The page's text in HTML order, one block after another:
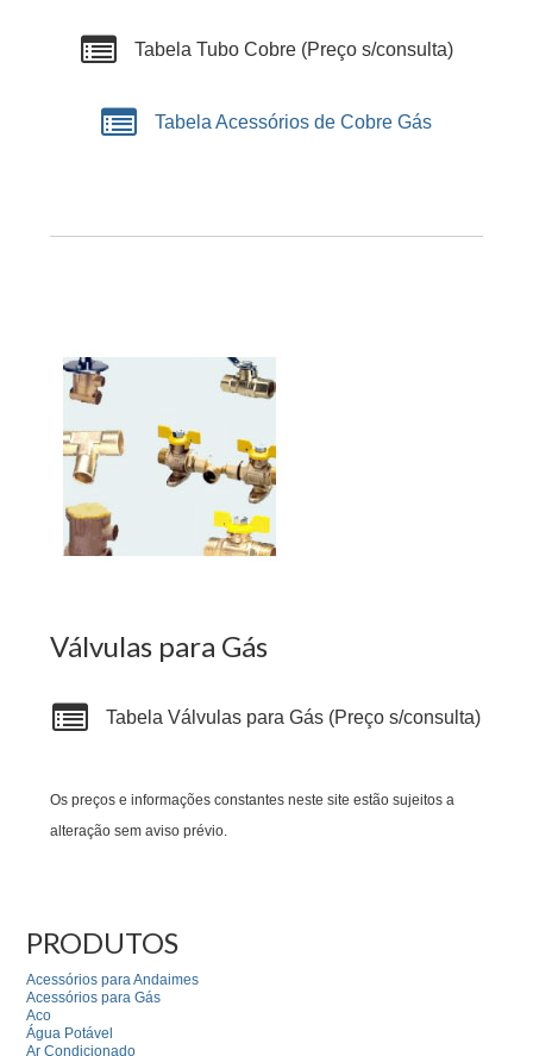
Tabela Tubo Cobre (Preço s/consulta)
Tabela Acessórios de Cobre Gás
Válvulas para Gás
Tabela Válvulas para Gás (Preço s/consulta)
Os preços e informações constantes neste site estão sujeitos a
alteração sem aviso prévio.
PRODUTOS
Acessórios para Andaimes
Acessórios para Gás
Aco
Água Potável
Ar Condicionado